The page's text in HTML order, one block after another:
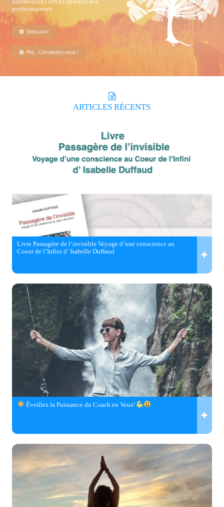
professionnels.
Découvrir
Pro : Connectez-vous !
ARTICLES RÉCENTS
Livre Passagère de l’invisible Voyage d’une conscience au
Coeur de l’Infini d’ Isabelle Duffaud
Éveillez la Puissance du Coach en Vous!